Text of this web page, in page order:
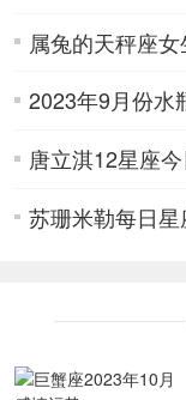
属兔的天秤座
2023年9月份水
唐立淇12星座
苏珊米勒每日